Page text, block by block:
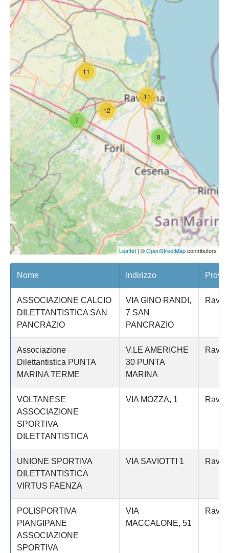
8
7
11
11
12
Leaflet| ©OpenStreetMapcontributors
Nome Indirizzo
ASSOCIAZIONE CALCIO
DILETTANTISTICA SAN
PANCRAZIO
VIA GINO RANDI,
7 SAN
PANCRAZIO
Associazione
Dilettantistica PUNTA
MARINA TERME
V.LE AMERICHE
30 PUNTA
MARINA
VOLTANESE
ASSOCIAZIONE
SPORTIVA
DILETTANTISTICA
VIA MOZZA, 1
UNIONE SPORTIVA
DILETTANTISTICA
VIRTUS FAENZA
VIA SAVIOTTI 1
POLISPORTIVA
PIANGIPANE
ASSOCIAZIONE
SPORTIVA
VIA
MACCALONE, 51